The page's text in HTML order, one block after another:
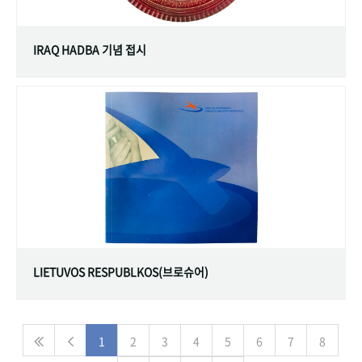
IRAQ HADBA 기념 접시
LIETUVOS RESPUBLKOS(브로슈어)
1 2 3 4 5 6 7 8